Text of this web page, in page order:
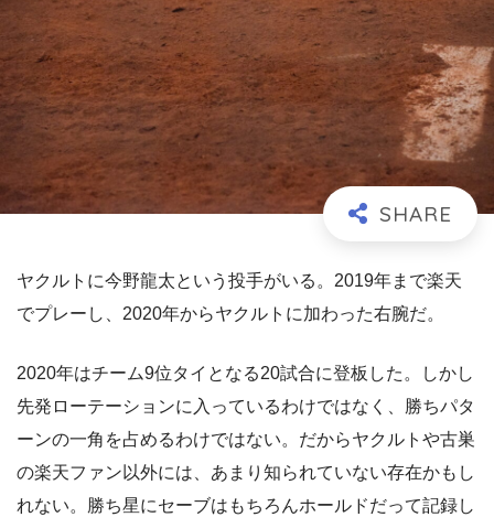
ヤクルトに今野龍太という投手がいる。2019年まで楽天
でプレーし、2020年からヤクルトに加わった右腕だ。
2020年はチーム9位タイとなる20試合に登板した。しかし
先発ローテーションに入っているわけではなく、勝ちパタ
ーンの一角を占めるわけではない。だからヤクルトや古巣
の楽天ファン以外には、あまり知られていない存在かもし
れない。勝ち星にセーブはもちろんホールドだって記録し